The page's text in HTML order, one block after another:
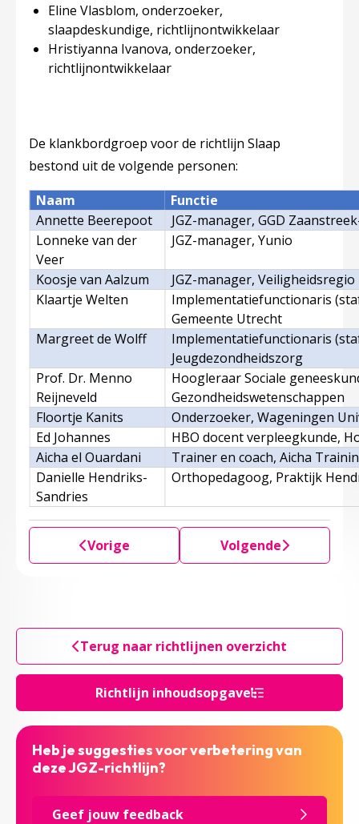
Richtlijn inhoudsopgave
Eline Vlasblom, onderzoeker,
slaapdeskundige, richtlijnontwikkelaar
Hristiyanna Ivanova, onderzoeker,
richtlijnontwikkelaar
De klankbordgroep voor de richtlijn Slaap
bestond uit de volgende personen:
Naam
Functie
Annette Beerepoot
JGZ-manager, GGD
Lonneke van der
Veer
JGZ-manager, Yunio
Koosje van Aalzum
JGZ-manager, Veiligheidsregio
Klaartje Welten
Implementatiefunctionaris
Gemeente Utrecht
Margreet de Wolff
Implementatiefunctionaris
Jeugdezondheidszorg
Prof. Dr. Menno
Reijneveld
Hoogleraar Sociale
Gezondheidswetenschappen
Floortje Kanits
Onderzoeker, Wageningen
Ed Johannes
HBO docent verpleegkunde,
Aicha el Ouardani
Trainer en coach, Aicha
Danielle Hendriks-
Sandries
Orthopedagoog, Praktijk
Vorige Volgende
Terug naar richtlijnen overzicht
Heb je suggesties voor verbetering van
deze JGZ-richtlijn?
Geef jouw feedback